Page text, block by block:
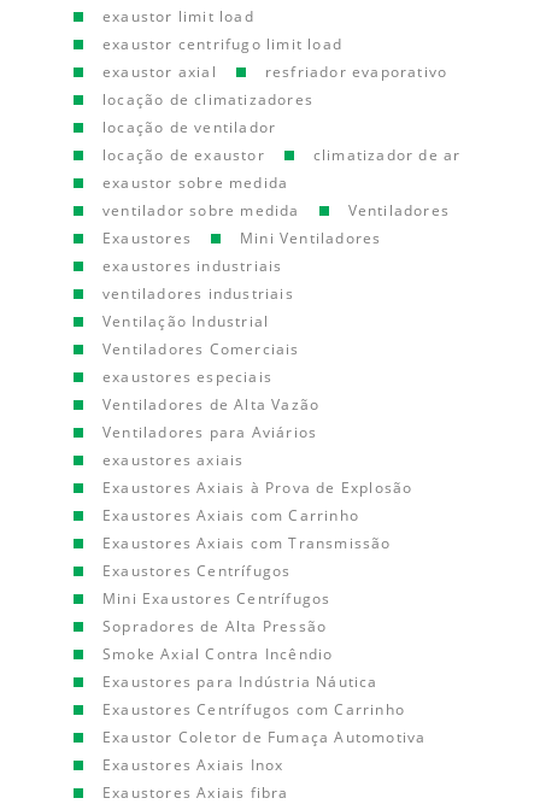
exaustor limit load
exaustor centrifugo limit load
exaustor axial
resfriador evaporativo
locação de climatizadores
locação de ventilador
locação de exaustor
climatizador de ar
exaustor sobre medida
ventilador sobre medida
Ventiladores
Exaustores
Mini Ventiladores
exaustores industriais
ventiladores industriais
Ventilação Industrial
Ventiladores Comerciais
exaustores especiais
Ventiladores de Alta Vazão
Ventiladores para Aviários
exaustores axiais
Exaustores Axiais à Prova de Explosão
Exaustores Axiais com Carrinho
Exaustores Axiais com Transmissão
Exaustores Centrífugos
Mini Exaustores Centrífugos
Sopradores de Alta Pressão
Smoke Axial Contra Incêndio
Exaustores para Indústria Náutica
Exaustores Centrífugos com Carrinho
Exaustor Coletor de Fumaça Automotiva
Exaustores Axiais Inox
Exaustores Axiais fibra